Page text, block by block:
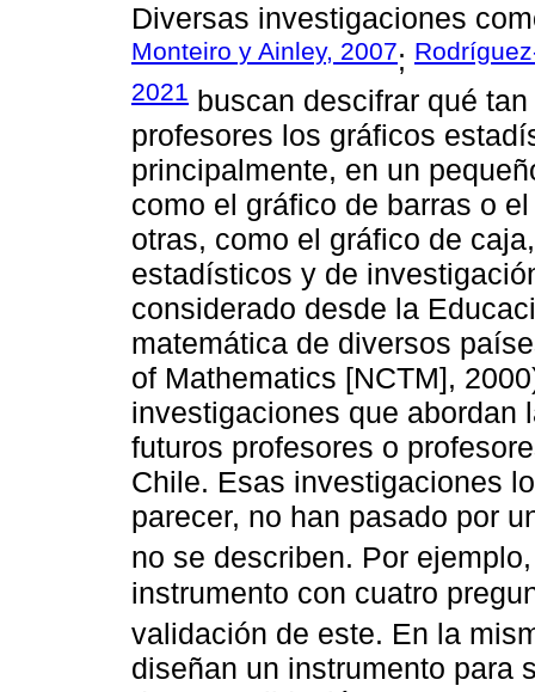
Diversas investigaciones
Monteiro y Ainley, 2007;
2021 buscan descifrar qué
profesores los gráficos
principalmente, en un
como el gráfico de barras o
otras, como el gráfico de
estadísticos y de
considerado desde la
matemática de diversos
of Mathematics [NCTM],
investigaciones que abordan
futuros profesores o
Chile. Esas investigaciones
parecer, no han pasado por
no se describen. Por
instrumento con cuatro
validación de este. En la
diseñan un instrumento para